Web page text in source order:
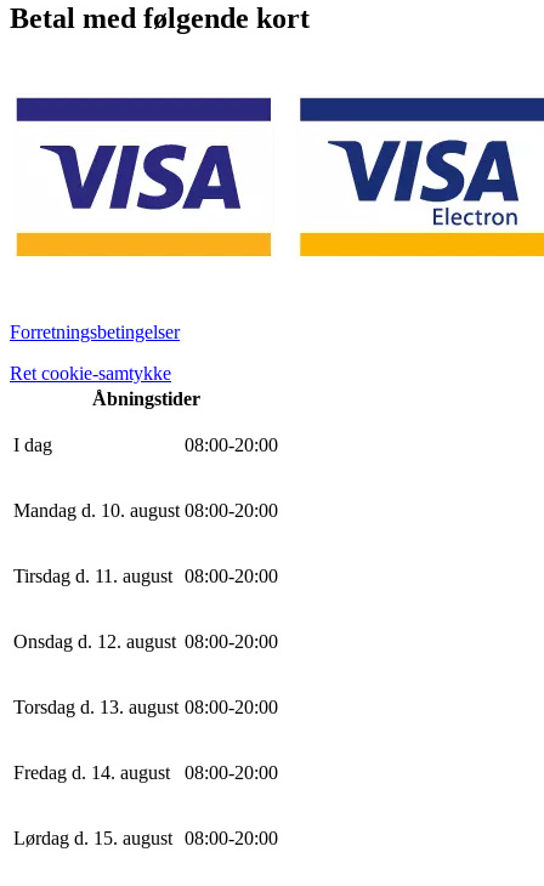
Betal med følgende kort
Forretningsbetingelser
Ret cookie-samtykke
Åbningstider
I dag 08:00-20:00
Mandag d. 10. august 08:00-20:00
Tirsdag d. 11. august 08:00-20:00
Onsdag d. 12. august 08:00-20:00
Torsdag d. 13. august 08:00-20:00
Fredag d. 14. august 08:00-20:00
Lørdag d. 15. august 08:00-20:00